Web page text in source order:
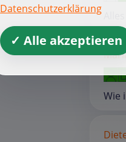
Wie
Datenschutzerklärung
✓ Alle akzeptieren